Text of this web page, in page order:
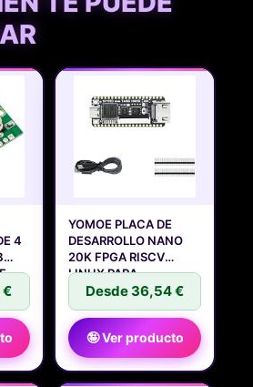
4
€
YOMOE PLACA DE
DESARROLLO NANO
20K FPGA RISCV
LINUX PARA
Desde 36,54 €
🤪 Ver producto